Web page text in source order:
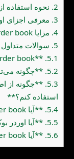
2. نحوه استفاده از order book
3. معرفی اجزای
4. مزایا order book
5. سوالات متداول
5.1. **order book چیست؟**
5.2. **چگونه
5.3.
استفاده کنم؟**
5.4. **آیا order book همیشه دقیق است؟**
5.5. **آیا اوردر
5.6. **آیا order book تضمینی برای سود دارد؟**